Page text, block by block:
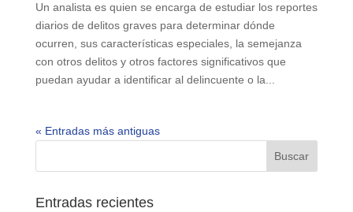
Un analista es quien se encarga de estudiar los reportes
diarios de delitos graves para determinar dónde
ocurren, sus características especiales, la semejanza
con otros delitos y otros factores significativos que
puedan ayudar a identificar al delincuente o la...
« Entradas más antiguas
Entradas recientes